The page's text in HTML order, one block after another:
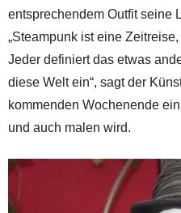
entsprechendem Outfit seine
„Steampunk ist eine
Jeder definiert das etwas
diese Welt ein“, sagt der
kommenden Wochenende
und auch malen wird.